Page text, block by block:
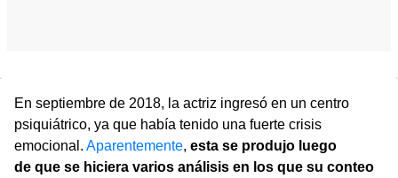
En septiembre de 2018, la actriz ingresó en un centro
psiquiátrico, ya que había tenido una fuerte crisis
emocional. Aparentemente, esta se produjo luego
de que se hiciera varios análisis en los que su conteo